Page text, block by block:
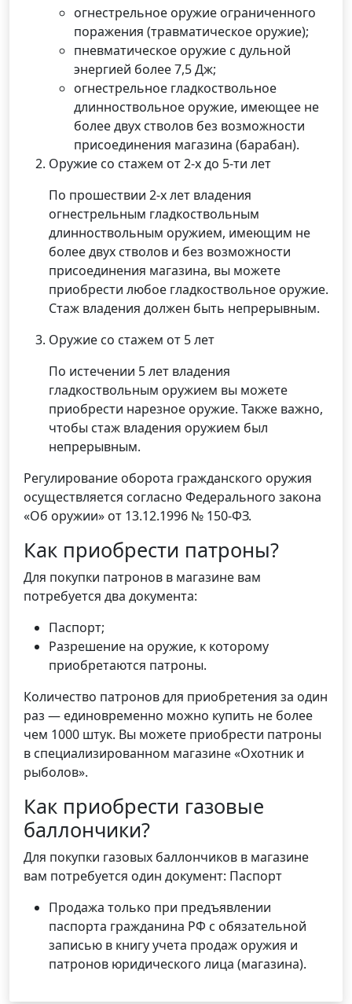
огнестрельное оружие ограниченного
поражения (травматическое оружие);
пневматическое оружие с дульной
энергией более 7,5 Дж;
огнестрельное гладкоствольное
длинноствольное оружие, имеющее не
более двух стволов без возможности
присоединения магазина (барабан).
Оружие со стажем от 2-х до 5-ти лет
По прошествии 2-х лет владения
огнестрельным гладкоствольным
длинноствольным оружием, имеющим не
более двух стволов и без возможности
присоединения магазина, вы можете
приобрести любое гладкоствольное оружие.
Стаж владения должен быть непрерывным.
Оружие со стажем от 5 лет
По истечении 5 лет владения
гладкоствольным оружием вы можете
приобрести нарезное оружие. Также важно,
чтобы стаж владения оружием был
непрерывным.
Регулирование оборота гражданского оружия
осуществляется согласно Федерального закона
«Об оружии» от 13.12.1996 № 150-ФЗ.
Как приобрести патроны?
Для покупки патронов в магазине вам
потребуется два документа:
Паспорт;
Разрешение на оружие, к которому
приобретаются патроны.
Количество патронов для приобретения за один
раз — единовременно можно купить не более
чем 1000 штук. Вы можете приобрести патроны
в специализированном магазине «Охотник и
рыболов».
Как приобрести газовые
баллончики?
Для покупки газовых баллончиков в магазине
вам потребуется один документ: Паспорт
Продажа только при предъявлении
паспорта гражданина РФ с обязательной
записью в книгу учета продаж оружия и
патронов юридического лица (магазина).